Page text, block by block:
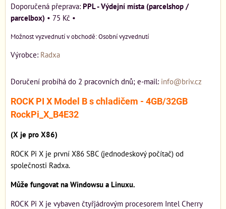
PPL - Výdejní místa (parcelshop /
parcelbox) • 75 Kč •
Osobní vyzvednutí
Výrobce: Radxa
Doručení probíhá do 2 pracovních dnů; e-mail: info@briv.cz
ROCK PI X Model B s chladičem - 4GB/32GB
RockPi_X_B4E32
(X je pro X86)
ROCK Pi X je první X86 SBC (jednodeskový počítač) od
společnosti Radxa.
Může fungovat na Windowsu a Linuxu.
ROCK Pi X je vybaven čtyřjádrovým procesorem Intel Cherry